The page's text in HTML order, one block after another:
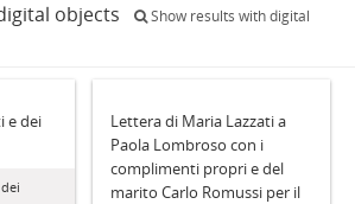
objects
Show results with digital
e dei
Lettera di Maria Lazzati a
Paola Lombroso con i
complimenti propri e del
marito Carlo Romussi per il